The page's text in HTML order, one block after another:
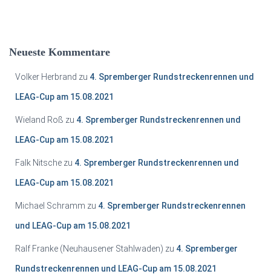
Neueste Kommentare
Volker Herbrand zu 4. Spremberger Rundstreckenrennen und
LEAG-Cup am 15.08.2021
Wieland Roß zu 4. Spremberger Rundstreckenrennen und
LEAG-Cup am 15.08.2021
Falk Nitsche zu 4. Spremberger Rundstreckenrennen und
LEAG-Cup am 15.08.2021
Michael Schramm zu 4. Spremberger Rundstreckenrennen
und LEAG-Cup am 15.08.2021
Ralf Franke (Neuhausener Stahlwaden) zu 4. Spremberger
Rundstreckenrennen und LEAG-Cup am 15.08.2021